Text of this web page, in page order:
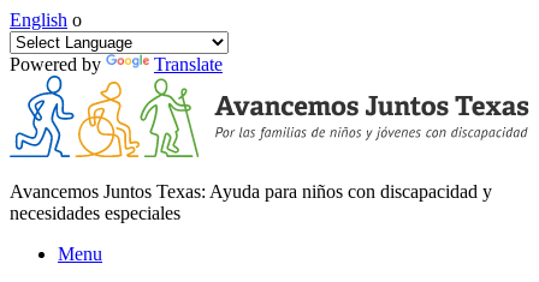
English o
Powered by Translate
Avancemos Juntos Texas: Ayuda para niños con discapacidad y
necesidades especiales
Menu